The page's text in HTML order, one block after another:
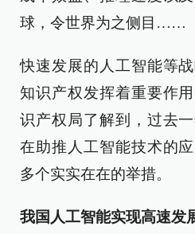
球，令世界为之侧目……
快速发展的人工智能等
知识产权发挥着重要作
识产权局了解到，过去
在助推人工智能技术的
多个实实在在的举措。
我国人工智能实现高速发